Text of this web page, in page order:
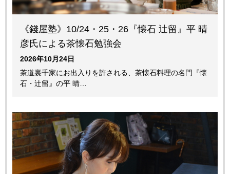
《錢屋塾》10/24・25・26『懐石 辻留』平 晴
彦氏による茶懐石勉強会
2026年10月24日
茶道裏千家にお出入りを許される、茶懐石料理の名門『懐
石・辻留』の平 晴…